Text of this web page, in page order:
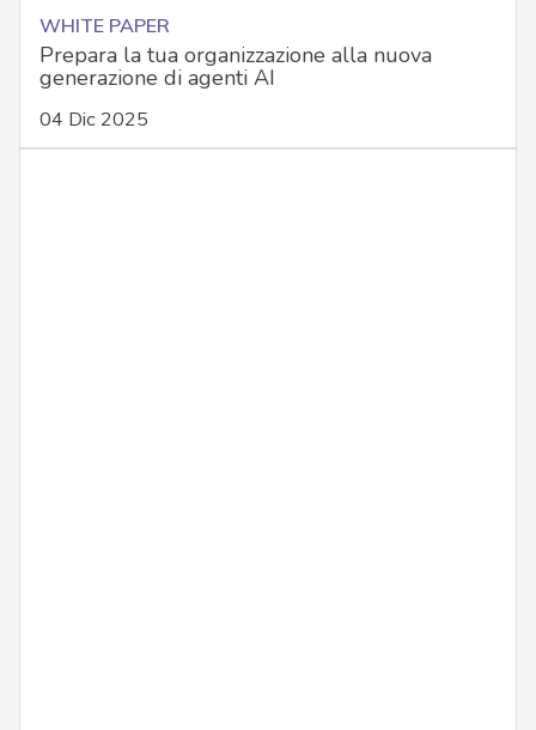
WHITE PAPER
Prepara la tua organizzazione alla nuova
generazione di agenti AI
04 Dic 2025